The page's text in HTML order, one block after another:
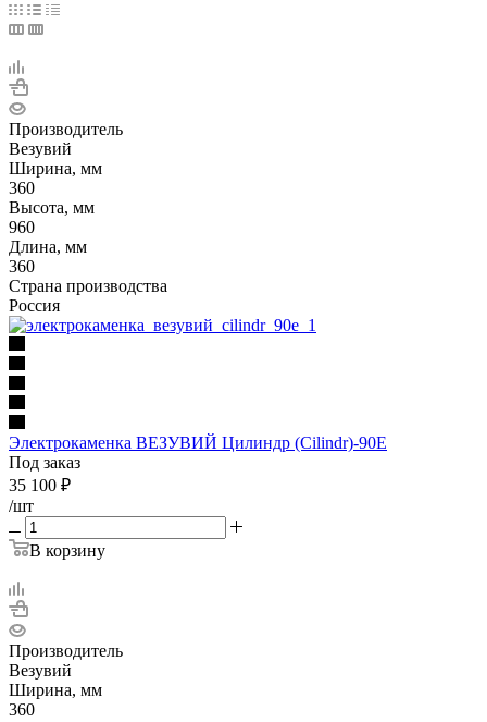
Производитель
Везувий
Ширина, мм
360
Высота, мм
960
Длина, мм
360
Страна производства
Россия
Электрокаменка ВЕЗУВИЙ Цилиндр (Cilindr)-90E
Под заказ
35 100 ₽
/шт
В корзину
Производитель
Везувий
Ширина, мм
360